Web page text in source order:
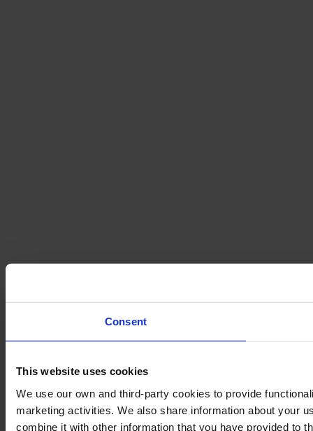
Consent
This website uses cookies
We use our own and third-party cookies to provide
marketing activities. We also share information about your
combine it with other information that you have provided to